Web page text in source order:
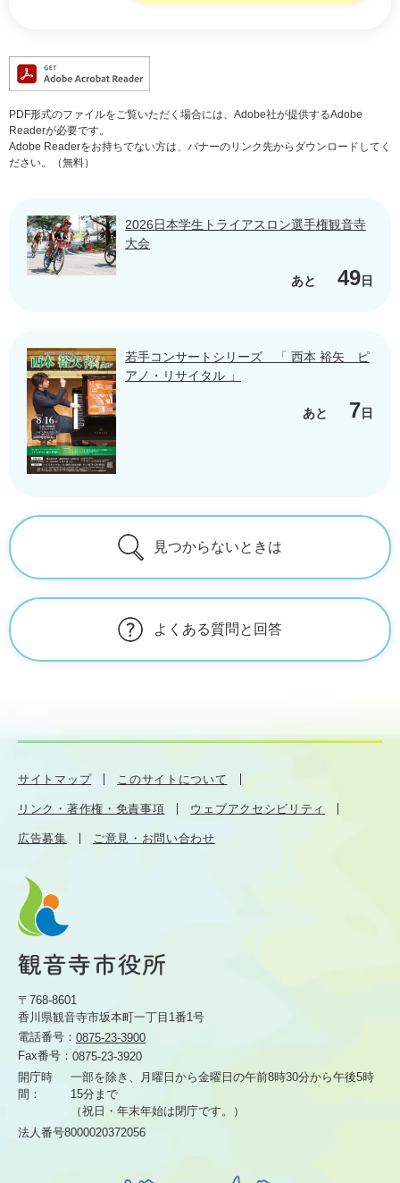
PDF形式のファイルをご覧いただく場合には、Adobe社が提供するAdobe
Readerが必要です。
Adobe Readerをお持ちでない方は、バナーのリンク先からダウンロードしてく
ださい。（無料）
2026日本学生トライアスロン選手権観音寺
大会
あと 49日
若手コンサートシリーズ 「 西本 裕矢 ピ
アノ・リサイタル 」
あと 7日
見つからないときは
よくある質問と回答
サイトマップ このサイトについて
リンク・著作権・免責事項 ウェブアクセシビリティ
広告募集 ご意見・お問い合わせ
〒768-8601
香川県観音寺市坂本町一丁目1番1号
電話番号： 0875-23-3900
Fax番号： 0875-23-3920
開庁時
間：
一部を除き、月曜日から金曜日の午前8時30分から午後5時
15分まで
（祝日・年末年始は閉庁です。）
法人番号8000020372056